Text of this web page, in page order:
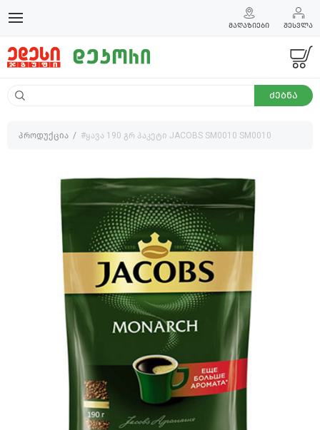
ᲛᲐᲦᲐᲖᲘᲔᲑᲘ ᲨᲔᲡᲕᲚᲐ
ᲫᲔᲑᲜᲐ
პროდუქცია #ყავა 190 გრ პაკეტი JACOBS SM0010 SM0010